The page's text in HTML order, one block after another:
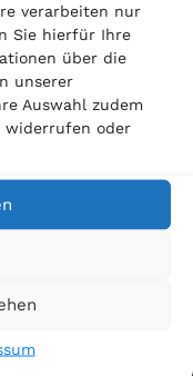
verarbeiten nur
Sie hierfür Ihre
über die
unserer
Auswahl zudem
widerrufen oder
enorm.
der
entspricht, sieht
bestätigt.«
LG Leipzig
der
& Kollegen: »Wir
über 50 Millionen